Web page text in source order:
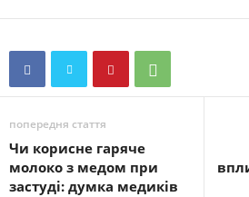
попередня стаття
Чи корисне гаряче
молоко з медом при
застуді: думка медиків